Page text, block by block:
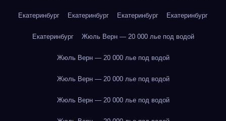
Екатеринбург Екатеринбург Екатеринбург Екатеринбург
Екатеринбург Жюль Верн — 20 000 лье под водой
Жюль Верн — 20 000 лье под водой
Жюль Верн — 20 000 лье под водой
Жюль Верн — 20 000 лье под водой